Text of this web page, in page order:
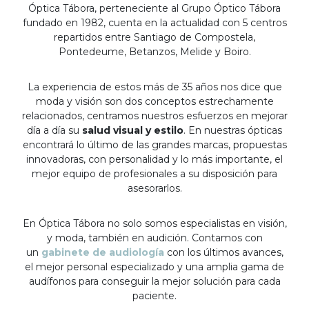
Óptica Tábora, perteneciente al Grupo Óptico Tábora
fundado en 1982, cuenta en la actualidad con 5 centros
repartidos entre Santiago de Compostela,
Pontedeume, Betanzos, Melide y Boiro.
La experiencia de estos más de 35 años nos dice que
moda y visión son dos conceptos estrechamente
relacionados, centramos nuestros esfuerzos en mejorar
día a día su salud visual y estilo. En nuestras ópticas
encontrará lo último de las grandes marcas, propuestas
innovadoras, con personalidad y lo más importante, el
mejor equipo de profesionales a su disposición para
asesorarlos.
En Óptica Tábora no solo somos especialistas en visión,
y moda, también en audición. Contamos con
un gabinete de audiología con los últimos avances,
el mejor personal especializado y una amplia gama de
audífonos para conseguir la mejor solución para cada
paciente.